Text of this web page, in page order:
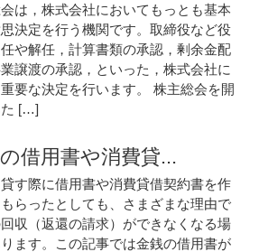
は，株式会社においてもっとも基本
決定を行う機関です。取締役など役
任や解任，計算書類の承認，剰余金配
譲渡の承認，といった，株式会社に
要な決定を行います。 株主総会を開
た […]
借用書や消費貸...
す際に借用書や消費貸借契約書を作
らったとしても、さまざまな理由で
収（返還の請求）ができなくなる場
ます。この記事では金銭の借用書が